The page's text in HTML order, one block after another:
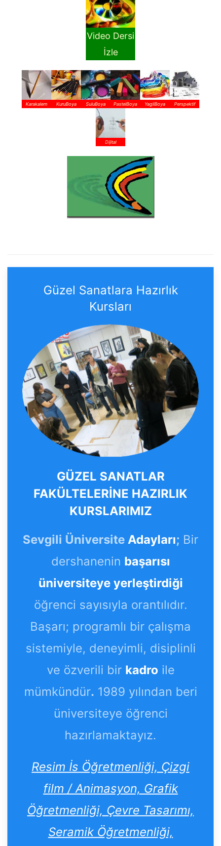
Video Dersi
İzle
Karakalem KuruBoya SuluBoya PastelBoya YagliBoya Perspektif
Dijital
Güzel Sanatlara Hazırlık
Kursları
GÜZEL SANATLAR
FAKÜLTELERİNE HAZIRLIK
KURSLARIMIZ
Sevgili Üniversite Adayları; Bir
dershanenin başarısı
üniversiteye yerleştirdiği
öğrenci sayısıyla orantılıdır.
Başarı; programlı bir çalışma
sistemiyle, deneyimli, disiplinli
ve özverili bir kadro ile
mümkündür. 1989 yılından beri
üniversiteye öğrenci
hazırlamaktayız.
Resim İs Öğretmenliği, Çizgi
film / Animasyon, Grafik
Öğretmenliği, Çevre Tasarımı,
Seramik Öğretmenliği,